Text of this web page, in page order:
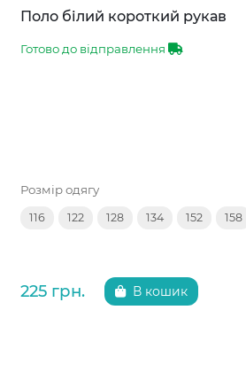
Поло білий короткий рукав
Готово до відправлення
Розмір одягу
116 122 128 134 152 158
225 грн. В кошик